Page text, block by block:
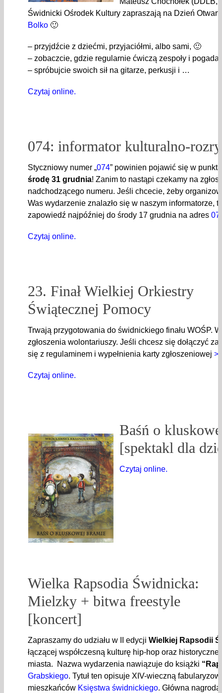
Świdnicki Ośrodek Kultury zapraszają na Dzień
Bolko 🙂
– przyjdźcie z dziećmi, przyjaciółmi, albo sami, 🙂
– zobaczcie, gdzie regularnie ćwiczą zespoły i
– spróbujcie swoich sił na gitarze, perkusji i …
Czytaj online.
074: informator kulturalno-
Styczniowy numer „074” powinien pojawić się w
środę 31 grudnia! Zanim to nastąpi czekamy na
nadchodzącego numeru. Jeśli chcecie, żeby
Was wydarzenie znalazło się w naszym informatorze,
zapowiedź najpóźniej do środy 17 grudnia na adres
Czytaj online.
23. Finał Wielkiej Orkiestry
Świątecznej Pomocy
Trwają przygotowania do świdnickiego finału WOŚP.
zgłoszenia wolontariuszy. Jeśli chcesz się dołączyć
się z regulaminem i wypełnienia karty zgłoszeniowej
Czytaj online.
Baśń o
[spektakl dla
Czytaj online.
Wielka Rapsodia Świdnicka:
Mielzky + bitwa freestyle
[koncert]
Zapraszamy do udziału w II edycji Wielkiej Rapsodii
łączącej współczesną kulturę hip-hop oraz
miasta. Nazwa wydarzenia nawiązuje do książki
Grabskiego. Tytuł ten opisuje XIV-wieczną
mieszkańców Księstwa świdnickiego. Główna